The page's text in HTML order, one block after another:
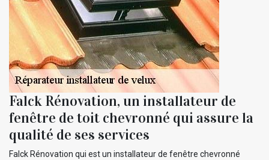
Falck Rénovation, un installateur de
fenêtre de toit chevronné qui assure la
qualité de ses services
Falck Rénovation qui est un installateur de fenêtre chevronné